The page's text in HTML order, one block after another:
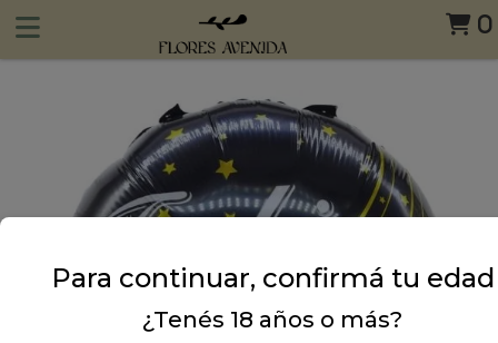
0
Para continuar, confirmá tu edad
¿Tenés 18 años o más?